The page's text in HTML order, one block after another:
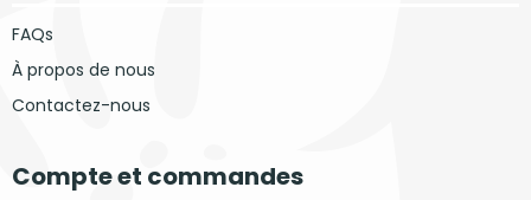
FAQs
À propos de nous
Contactez-nous
Compte et commandes